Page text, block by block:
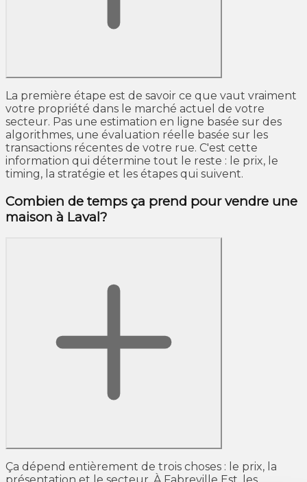
La première étape est de savoir ce que vaut vraiment
votre propriété dans le marché actuel de votre
secteur. Pas une estimation en ligne basée sur des
algorithmes, une évaluation réelle basée sur les
transactions récentes de votre rue. C'est cette
information qui détermine tout le reste : le prix, le
timing, la stratégie et les étapes qui suivent.
Combien de temps ça prend pour vendre une
maison à Laval?
Ça dépend entièrement de trois choses : le prix, la